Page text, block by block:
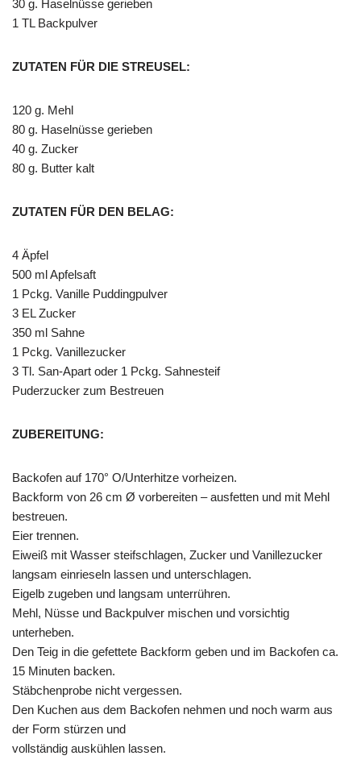
30 g. Haselnüsse gerieben
1 TL Backpulver
ZUTATEN FÜR DIE STREUSEL:
120 g. Mehl
80 g. Haselnüsse gerieben
40 g. Zucker
80 g. Butter kalt
ZUTATEN FÜR DEN BELAG:
4 Äpfel
500 ml Apfelsaft
1 Pckg. Vanille Puddingpulver
3 EL Zucker
350 ml Sahne
1 Pckg. Vanillezucker
3 Tl. San-Apart oder 1 Pckg. Sahnesteif
Puderzucker zum Bestreuen
ZUBEREITUNG:
Backofen auf 170° O/Unterhitze vorheizen.
Backform von 26 cm Ø vorbereiten – ausfetten und mit Mehl
bestreuen.
Eier trennen.
Eiweiß mit Wasser steifschlagen, Zucker und Vanillezucker
langsam einrieseln lassen und unterschlagen.
Eigelb zugeben und langsam unterrühren.
Mehl, Nüsse und Backpulver mischen und vorsichtig
unterheben.
Den Teig in die gefettete Backform geben und im Backofen ca.
15 Minuten backen.
Stäbchenprobe nicht vergessen.
Den Kuchen aus dem Backofen nehmen und noch warm aus
der Form stürzen und
vollständig auskühlen lassen.